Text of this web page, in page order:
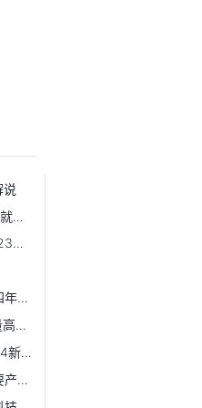
说
层
业
辞
长
跑
位